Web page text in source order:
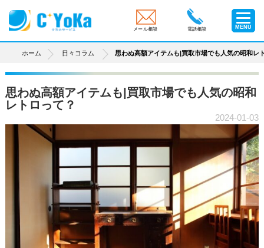
メール相談 電話相談 MENU
ホーム 日々コラム 思わぬ高額アイテムも|買取市場でも人気の昭和レ
思わぬ高額アイテムも|買取市場でも人気の昭和
レトロって？
2024-01-03